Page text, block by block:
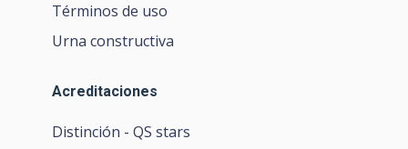
Términos de uso
Urna constructiva
Acreditaciones
Distinción - QS stars